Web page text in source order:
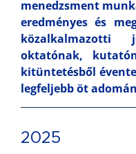
menedzsment
eredményes és
közalkalmazotti
oktatónak,
kitüntetésből
legfeljebb öt
2025